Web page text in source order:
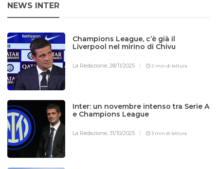
NEWS INTER
Champions League, c’è già il
Liverpool nel mirino di Chivu
La Redazione,28/11/2025 2 min di lettura
Inter: un novembre intenso tra Serie A
e Champions League
La Redazione,31/10/2025 3 min di lettura